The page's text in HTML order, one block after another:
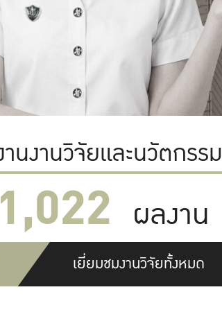
นงานวิจัยและนวัตกรรม
ผลงาน
เยี่ยมชมงานวิจัยทั้งหมด